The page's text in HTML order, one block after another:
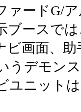
ァードG/
ブースで
ビ画面、
うデモン
ユニット